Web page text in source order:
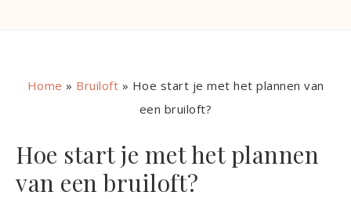
Home » Bruiloft » Hoe start je met het plannen van
een bruiloft?
Hoe start je met het plannen
van een bruiloft?